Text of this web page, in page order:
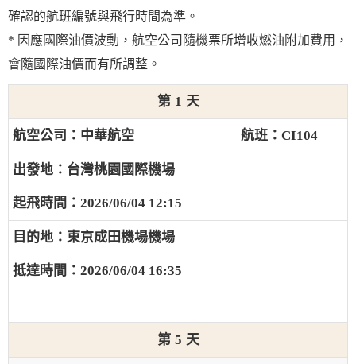
確認的航班編號與飛行時間為準。
* 因應國際油價波動，航空公司隨機票所增收燃油附加費用，
會隨國際油價而有所調整。
1
中華航空 CI104
台灣桃園國際機場
2026/06/04 12:15
東京成田機場機場
2026/06/04 16:35
5